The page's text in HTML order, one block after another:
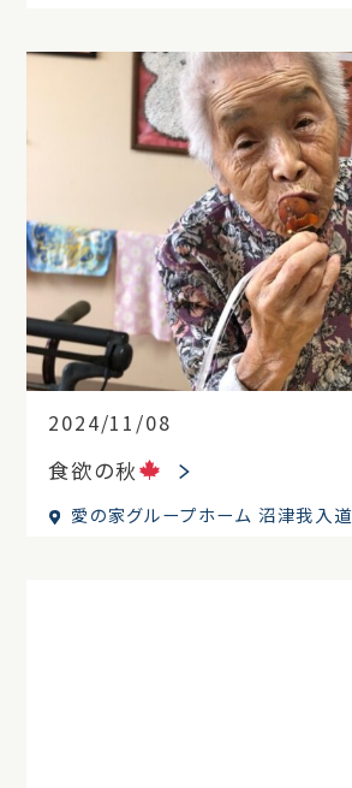
2024/11/08
食欲の秋
愛の家グループホーム 沼津我入道